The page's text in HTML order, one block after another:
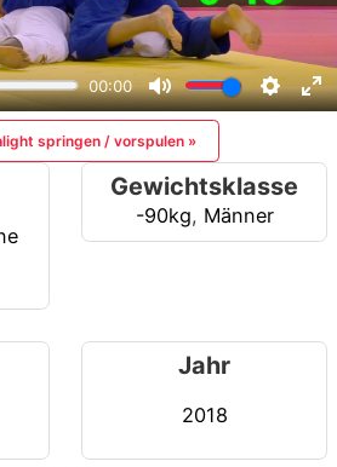
springen / vorspulen »
Gewichtsklasse
-90kg, Männer
Jahr
2018